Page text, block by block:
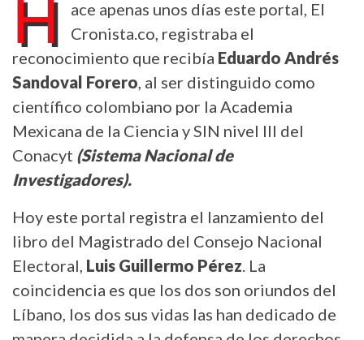
H
ace apenas unos días este portal, El
Cronista.co, registraba el
reconocimiento que recibía Eduardo Andrés
Sandoval Forero , al ser distinguido como
científico colombiano por la Academia
Mexicana de la Ciencia y SIN nivel III del
Conacyt (Sistema Nacional de
Investigadores).
Hoy este portal registra el lanzamiento del
libro del Magistrado del Consejo Nacional
Electoral, Luis Guillermo Pérez . La
coincidencia es que los dos son oriundos del
Líbano, los dos sus vidas las han dedicado de